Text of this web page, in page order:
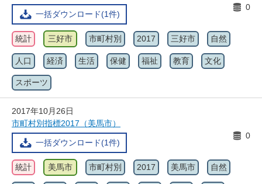
一括ダウンロード(1件)
0
統計 三好市 市町村別 2017 三好市 自然
人口 経済 生活 保健 福祉 教育 文化
スポーツ
2017年10月26日
市町村別指標2017（美馬市）
一括ダウンロード(1件)
0
統計 美馬市 市町村別 2017 美馬市 自然